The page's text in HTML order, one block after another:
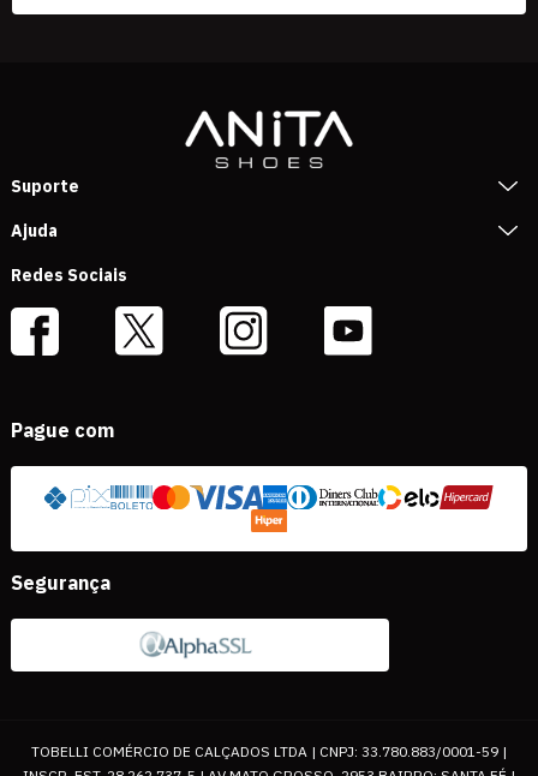
Suporte
Ajuda
Redes Sociais
Pague com
Segurança
TOBELLI COMÉRCIO DE CALÇADOS LTDA | CNPJ: 33.780.883/0001-59 |